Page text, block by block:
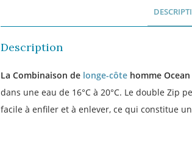
Description
La Combinaison de longe-côte homme
dans une eau de 16°C à 20°C. Le double Zip
facile à enfiler et à enlever, ce qui constitue